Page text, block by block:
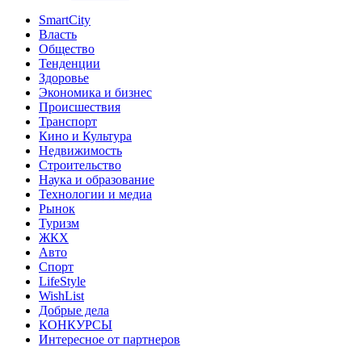
SmartCity
Власть
Общество
Тенденции
Здоровье
Экономика и бизнес
Происшествия
Транспорт
Кино и Культура
Недвижимость
Строительство
Наука и образование
Технологии и медиа
Рынок
Туризм
ЖКХ
Авто
Спорт
LifeStyle
WishList
Добрые дела
КОНКУРСЫ
Интересное от партнеров